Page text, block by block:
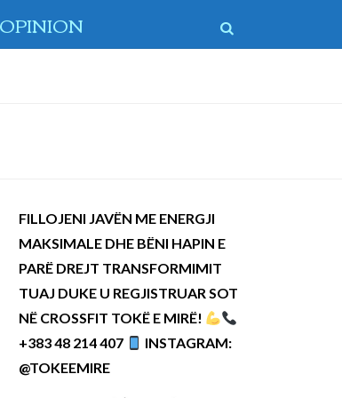
OPINION
FILLOJENI JAVËN ME ENERGJI
MAKSIMALE DHE BËNI HAPIN E
PARË DREJT TRANSFORMIMIT
TUAJ DUKE U REGJISTRUAR SOT
NË CROSSFIT TOKË E MIRË!
+383 48 214 407
INSTAGRAM:
@TOKEEMIRE